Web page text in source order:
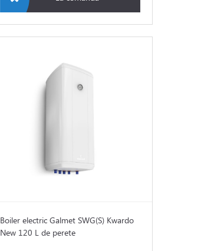
Boiler electric Galmet SWG(S) Kwardo
New 120 L de perete